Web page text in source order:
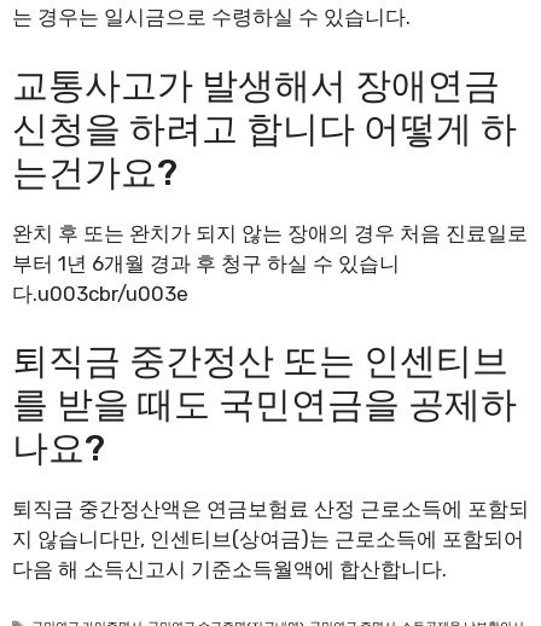
는 경우는 일시금으로 수령하실 수 있습니다.
교통사고가 발생해서 장애연금
신청을 하려고 합니다 어떻게 하
는건가요?
완치 후 또는 완치가 되지 않는 장애의 경우 처음 진료일로
부터 1년 6개월 경과 후 청구 하실 수 있습니
다.u003cbr/u003e
퇴직금 중간정산 또는 인센티브
를 받을 때도 국민연금을 공제하
나요?
퇴직금 중간정산액은 연금보험료 산정 근로소득에 포함되
지 않습니다만, 인센티브(상여금)는 근로소득에 포함되어
다음 해 소득신고시 기준소득월액에 합산합니다.
태